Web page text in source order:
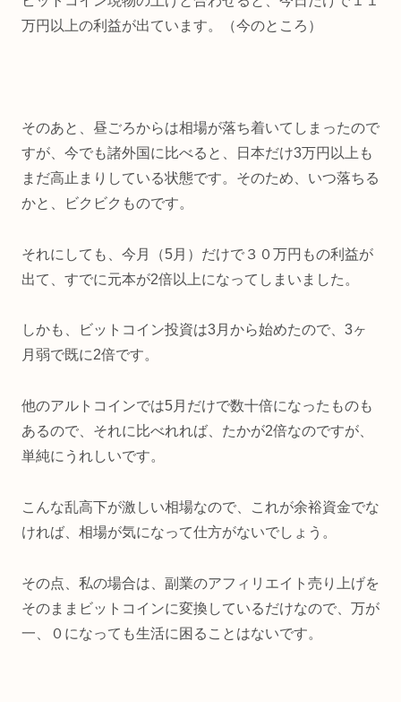
万円以上の利益が出ています。（今のところ）
そのあと、昼ごろからは相場が落ち着いてしまったので
すが、今でも諸外国に比べると、日本だけ3万円以上も
まだ高止まりしている状態です。そのため、いつ落ちる
かと、ビクビクものです。
それにしても、今月（5月）だけで３０万円もの利益が
出て、すでに元本が2倍以上になってしまいました。
しかも、ビットコイン投資は3月から始めたので、3ヶ
月弱で既に2倍です。
他のアルトコインでは5月だけで数十倍になったものも
あるので、それに比べれれば、たかが2倍なのですが、
単純にうれしいです。
こんな乱高下が激しい相場なので、これが余裕資金でな
ければ、相場が気になって仕方がないでしょう。
その点、私の場合は、副業のアフィリエイト売り上げを
そのままビットコインに変換しているだけなので、万が
一、０になっても生活に困ることはないです。